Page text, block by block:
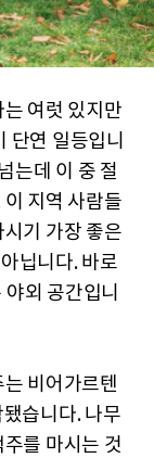
여럿 있지만
단연 일등입니
는데 이 중 절
지역 사람들
기 가장 좋은
닙니다. 바로
외 공간입니
비어가르텐
습니다. 나무
를 마시는 것